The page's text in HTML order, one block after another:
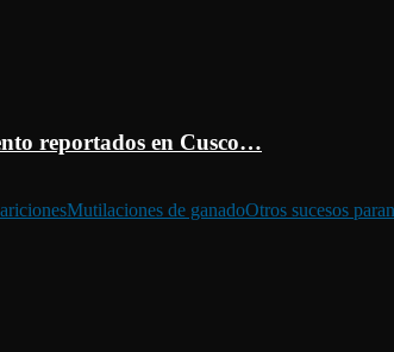
reportados en Cusco…
Mutilaciones de ganadoOtros sucesos